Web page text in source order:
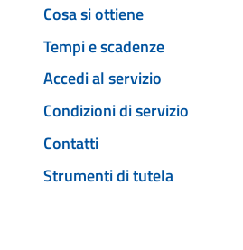
Cosa si ottiene
Tempi e scadenze
Accedi al servizio
Condizioni di servizio
Contatti
Strumenti di tutela